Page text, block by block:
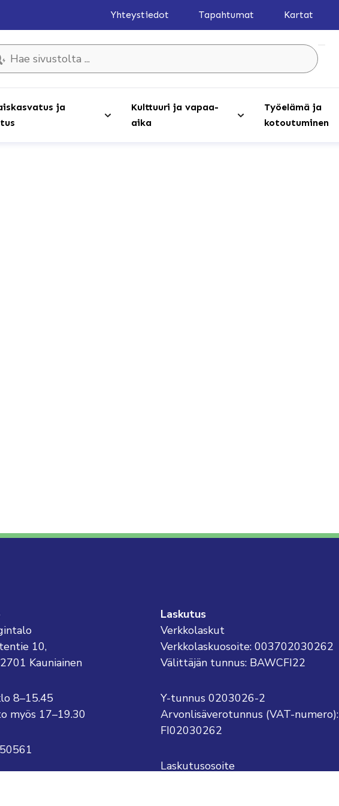
Yhteystiedot Tapahtumat Kartat
...
ja
Kulttuuri ja vapaa-
aika
Työelämä ja
kotoutuminen
10,
Kauniainen
8–15.45
myös 17–19.30
Laskutus
Verkkolaskut
Verkkolaskuosoite: 003702030262
Välittäjän tunnus: BAWCFI22
Y-tunnus 0203026-2
Arvonlisäverotunnus (VAT-numero):
FI02030262
Laskutusosoite